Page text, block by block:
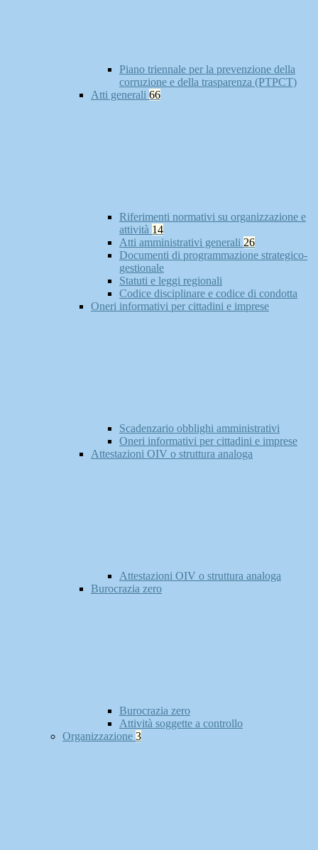
Piano triennale per la prevenzione della
corruzione e della trasparenza (PTPCT)
Atti generali 66
Riferimenti normativi su organizzazione e
attività 14
Atti amministrativi generali 26
Documenti di programmazione strategico-
gestionale
Statuti e leggi regionali
Codice disciplinare e codice di condotta
Oneri informativi per cittadini e imprese
Scadenzario obblighi amministrativi
Oneri informativi per cittadini e imprese
Attestazioni OIV o struttura analoga
Attestazioni OIV o struttura analoga
Burocrazia zero
Burocrazia zero
Attività soggette a controllo
Organizzazione 3